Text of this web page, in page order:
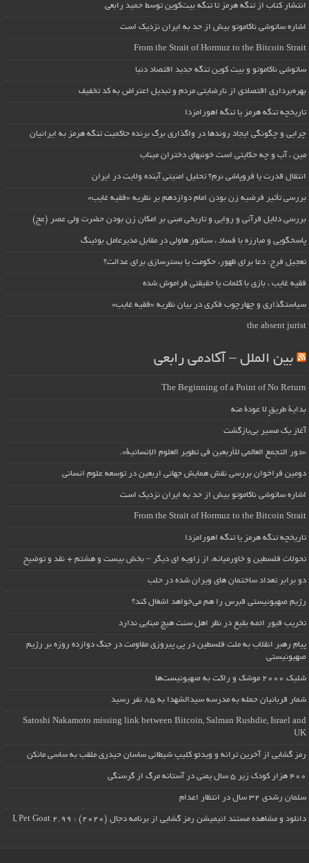
انتشار کتاب از تنگه هرمز تا تنگه بیت‌کوین توسط حمید رابعی
اشاره ساتوشی ناکاموتو بیش از حد به ایران نزدیک است
From the Strait of Hormuz to the Bitcoin Strait
ساتوشی ناکاموتو و بیت کوین تنگه جدید اقتصاد دنیا
بهره‌برداری اقتصادی از نارضایتی مردم و تبدیل اعتراض به کد تخفیف
تاریخچه تنگه هرمز یا تنگه اهورامزدا
چرایی و چگونگی ایجاد روندها در واگذاری برگ برنده حاکمیت تنگه هرمز به ایرانیان
مین ، آب و چه حکایتی است خونبهای دختران میناب
انتقال قدرت یا فروپاشی نرم؟ تحلیل امنیتی آینده ولایت در ایران
بررسی تأثیر فرضیه زن بودن امام دوازدهم بر نظریه «فقیه غایب»
بررسی دلایل قرآنی و روایی و تاریخی مبنی بر امکان زن بودن حضرت ولی عصر (عج)
پاسخگویی و مبارزه با فساد ، سناتور هاولی در مقابل مدیرعامل بوئینگ
تعجیل فرج: دعا برای ظهور، حکومت یا بسترسازی برای عدالت؟
فقیه غایب ، بازی با کلمات یا حقیقتی فراموش شده
سیاستگذاری و چهارچوب فکری در بیان نظریه «فقیه غایب»
the absent jurist
بین الملل – آکادمی رابعی
The Beginning of a Point of No Return
بداية طريقٍ لا عودة منه
آغاز یک مسیر بی‌بازگشت
«دور التجمع العالمي للأربعين في تطوير العلوم الإنسانية».
دومین فراخوان بررسی نقش همایش جهانی اربعین در توسعه علوم انسانی
اشاره ساتوشی ناکاموتو بیش از حد به ایران نزدیک است
From the Strait of Hormuz to the Bitcoin Strait
تاریخچه تنگه هرمز یا تنگه اهورامزدا
تحولات فلسطین و خاورمیانه، از زاویه ای دیگر – بخش بیست و هشتم + نقد و توضیح
دو برابر تعداد ساختمان های ویران شده در حلب
رژیم صهیونیستی قبرس را هم می‌خواهد اشغال کند؟
تخریب قبور ائمه بقیع در نظر اهل سنت هیچ مبنایی ندارد
پیام رهبر انقلاب به ملت فلسطین در پی پیروزی مقاومت در جنگ دوازده روزه بر رژیم
صهیونیستی
شلیک ۲۰۰۰ موشک و راکت به صهیونیست‌ها
شمار قربانیان حمله به مدرسه سیدالشهدا به ۸۵ نفر رسید
Satoshi Nakamoto missing link between Bitcoin, Salman Rushdie, Israel and
UK
رمز گشایی از آخرین ترانه و ویدئو کلیپ شیطانی ساسان حیدری ملقب به ساسی مانکن
۴۰۰ هزار کودک زیر ۵ سال یمنی در آستانه مرگ از گرسنگی
سلمان رشدی ۳۲ سال در انتظار اعدام
دانلود و مشاهده مستند انیمیشن رمز گشایی از برنامه دجال (۲۰۲۰) : I, Pet Goat 2.99